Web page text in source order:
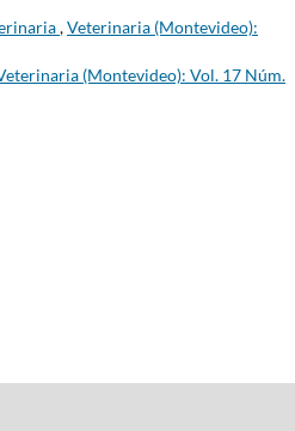
,Veterinaria (Montevideo):
(Montevideo): Vol. 17 Núm.